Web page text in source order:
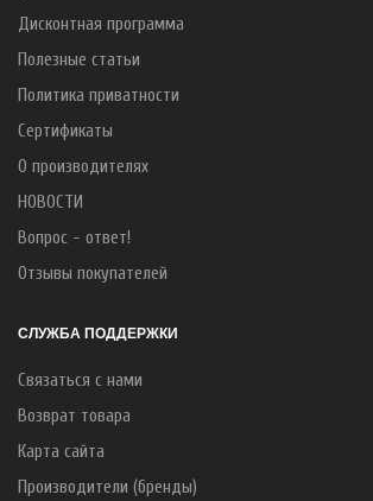
Дисконтная программа
Полезные статьи
Политика приватности
Сертификаты
О производителях
НОВОСТИ
Вопрос - ответ!
Отзывы покупателей
СЛУЖБА ПОДДЕРЖКИ
Связаться с нами
Возврат товара
Карта сайта
Производители (бренды)